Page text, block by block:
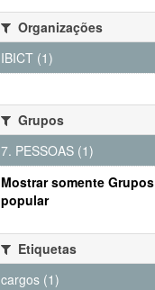
Organizações
IBICT (1)
Grupos
7. PESSOAS (1)
Mostrar somente Grupos
popular
Etiquetas
cargos (1)